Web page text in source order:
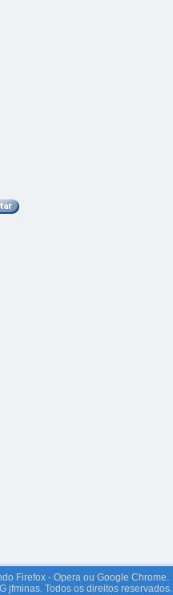
Firefox - Opera ou Google Chrome.
jfminas. Todos os direitos reservados.